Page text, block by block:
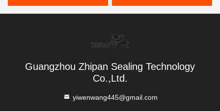
tłokowych
Guangzhou Zhipan Sealing Technology
Co.,Ltd.
yiwenwang445@gmail.com